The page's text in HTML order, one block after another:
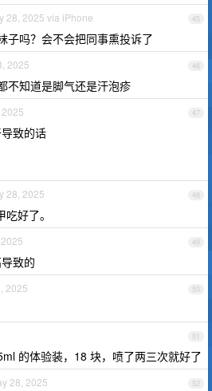
45
28, 2025 via iPhone
子吗？会不会把同事熏投诉了
46
2025
不知道是脚气还是汗泡疹
47
致的话
48
28, 2025
好了。
49
致的
50
2025
51
的体验装，18 块，喷了两三次就好了
52
28, 2025